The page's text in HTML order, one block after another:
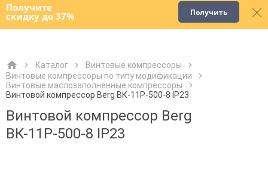
Получите
скидку до 37% Получить
Смотреть все товары
Каталог
Винтовые компрессоры
Винтовые компрессоры по типу модификации
Винтовые маслозаполненные компрессоры
Винтовой компрессор Berg ВК-11Р-500-8 IP23
Винтовой компрессор Berg
ВК-11Р-500-8 IP23
Как к Вам обращаться?
Телефон
Как к Вам обращаться?
Телефон
Город доставки
Как к Вам обращаться?
Как к Вам обращаться?
Телефон